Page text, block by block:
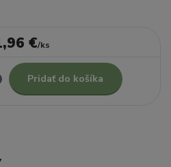
€/ks
Pridať do košíka